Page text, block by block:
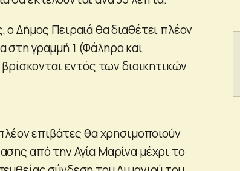
Δήμος Πειραιά θα διαθέτει πλέον
στη γραμμή 1 (Φάληρο και
εντός των διοικητικών
επιβάτες θα χρησιμοποιούν
από την Αγία Μαρίνα μέχρι το